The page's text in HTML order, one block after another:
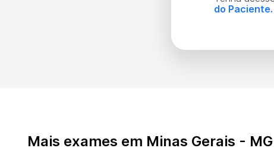
do Paciente.
Mais exames em Minas Gerais - MG